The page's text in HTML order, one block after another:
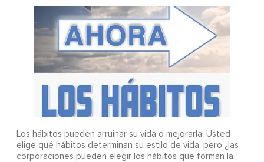
Los hábitos pueden arruinar su vida o mejorarla. Usted
elige qué hábitos determinan su estilo de vida, pero ¿las
corporaciones pueden elegir los hábitos que forman la